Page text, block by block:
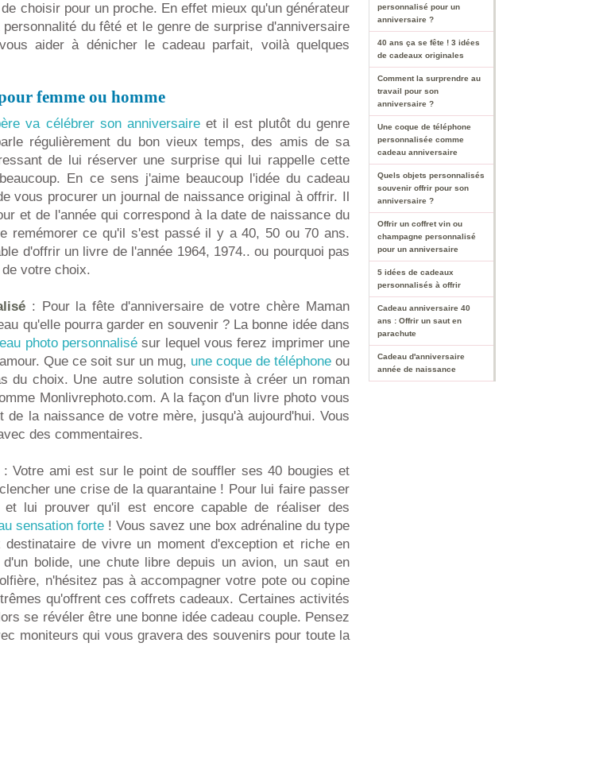
choisir pour un proche. En effet mieux qu'un générateur
du fêté et le genre de surprise d'anniversaire
aider à dénicher le cadeau parfait, voilà quelques
femme ou homme
va célébrer son anniversaireet il est plutôt du genre
régulièrement du bon vieux temps, des amis de sa
de lui réserver une surprise qui lui rappelle cette
En ce sens j'aime beaucoup l'idée du cadeau
vous procurer un journal de naissance original à offrir. Il
et de l'année qui correspond à la date de naissance du
remémorer ce qu'il s'est passé il y a 40, 50 ou 70 ans.
d'offrir un livre de l'année 1964, 1974.. ou pourquoi pas
votre choix.
: Pour la fête d'anniversaire de votre chère Maman
qu'elle pourra garder en souvenir ? La bonne idée dans
photo personnalisé sur lequel vous ferez imprimer une
Que ce soit sur un mug, une coque de téléphone ou
du choix. Une autre solution consiste à créer un roman
Monlivrephoto.com. A la façon d'un livre photo vous
la naissance de votre mère, jusqu'à aujourd'hui. Vous
des commentaires.
Votre ami est sur le point de souffler ses 40 bougies et
une crise de la quarantaine ! Pour lui faire passer
lui prouver qu'il est encore capable de réaliser des
sensation forte! Vous savez une box adrénaline du type
de vivre un moment d'exception et riche en
bolide, une chute libre depuis un avion, un saut en
n'hésitez pas à accompagner votre pote ou copine
qu'offrent ces coffrets cadeaux. Certaines activités
se révéler être une bonne idée cadeau couple. Pensez
moniteurs qui vous gravera des souvenirs pour toute la
personnalisé pour un
anniversaire ?
40 ans ça se fête ! 3 idées
de cadeaux originales
Comment la surprendre au
travail pour son
anniversaire ?
Une coque de téléphone
personnalisée comme
cadeau anniversaire
Quels objets personnalisés
souvenir offrir pour son
anniversaire ?
Offrir un coffret vin ou
champagne personnalisé
pour un anniversaire
5 idées de cadeaux
personnalisés à offrir
Cadeau anniversaire 40
ans : Offrir un saut en
parachute
Cadeau d'anniversaire
année de naissance